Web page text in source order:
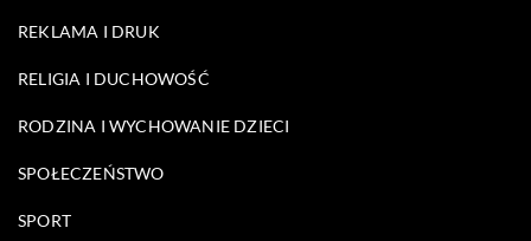
REKLAMA I DRUK
RELIGIA I DUCHOWOŚĆ
RODZINA I WYCHOWANIE DZIECI
SPOŁECZEŃSTWO
SPORT